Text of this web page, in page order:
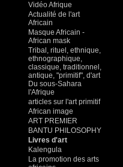
Vidéo Afrique
Actualité de l'art
Africain
Masque Africain -
African mask
Tribal, rituel, ethnique,
ethnographique,
classique, traditionnel,
antique, "primitif", d'art
Du sous-Sahara
l'Afrique
articles sur l'art primitif
African image
ART PREMIER
BANTU PHILOSOPHY
Livres d'art
Kalengula
La promotion des arts